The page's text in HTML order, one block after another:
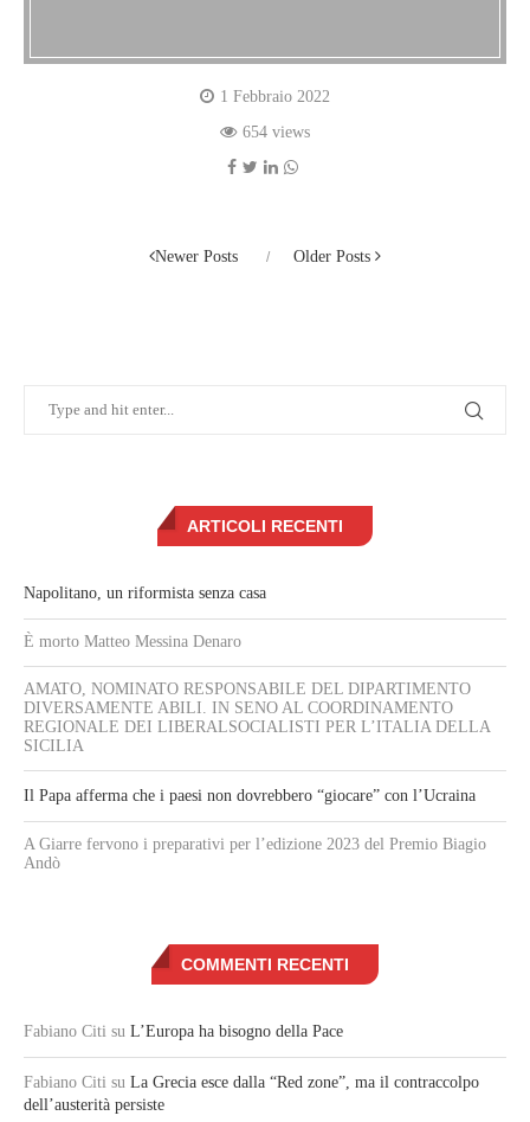
1 Febbraio 2022
654 views
Newer Posts Older Posts
ARTICOLI RECENTI
Napolitano, un riformista senza casa
È morto Matteo Messina Denaro
AMATO, NOMINATO RESPONSABILE DEL DIPARTIMENTO
DIVERSAMENTE ABILI. IN SENO AL COORDINAMENTO
REGIONALE DEI LIBERALSOCIALISTI PER L’ITALIA DELLA
SICILIA
Il Papa afferma che i paesi non dovrebbero “giocare” con l’Ucraina
A Giarre fervono i preparativi per l’edizione 2023 del Premio Biagio
Andò
COMMENTI RECENTI
Fabiano Citi su L’Europa ha bisogno della Pace
Fabiano Citi su La Grecia esce dalla “Red zone”, ma il contraccolpo
dell’austerità persiste